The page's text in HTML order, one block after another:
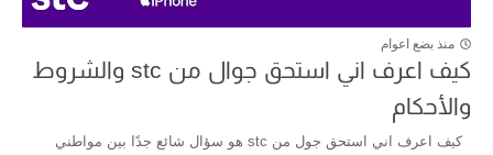
منذ بضع اعوام
كيف اعرف اني استحق جوال من stc والشروط
والأحكام
كيف اعرف اني استحق جول من stc هو سؤال شائع جدًا بين مواطني